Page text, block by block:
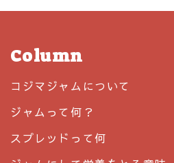
Column
コジマジャムについて
ジャムって何？
スプレッドって何